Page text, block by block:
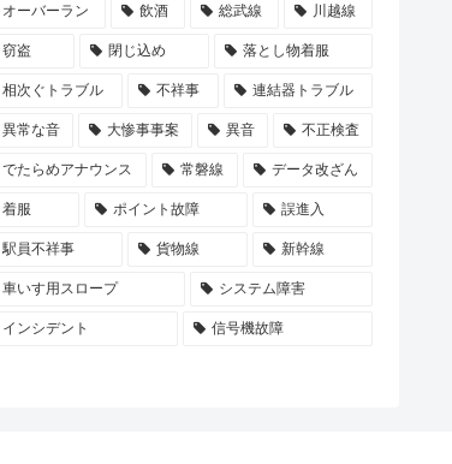
オーバーラン 飲酒 総武線 川越線
窃盗 閉じ込め 落とし物着服
相次ぐトラブル 不祥事 連結器トラブル
異常な音 大惨事事案 異音 不正検査
でたらめアナウンス 常磐線 データ改ざん
着服 ポイント故障 誤進入
駅員不祥事 貨物線 新幹線
車いす用スロープ システム障害
インシデント 信号機故障